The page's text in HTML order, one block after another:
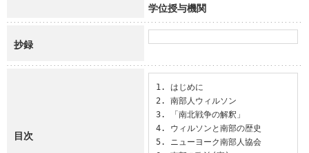
学位授与機関
抄録
目次
1. はじめに
2. 南部人ウィルソン
3. 「南北戦争の解釈」
4. ウィルソンと南部の歴史
5. ニューヨーク南部人協会